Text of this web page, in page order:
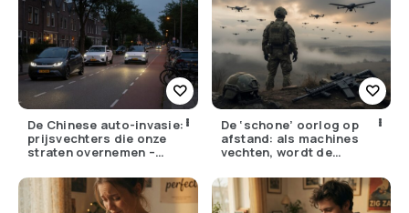
De Chinese auto-invasie:
prijsvechters die onze
straten overnemen –
écht?
De ‘schone’ oorlog op
afstand: als machines
vechten, wordt de
lager